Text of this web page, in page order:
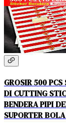
GROSIR 500
DI CUTTING
BENDERA PIPI
SUPORTER